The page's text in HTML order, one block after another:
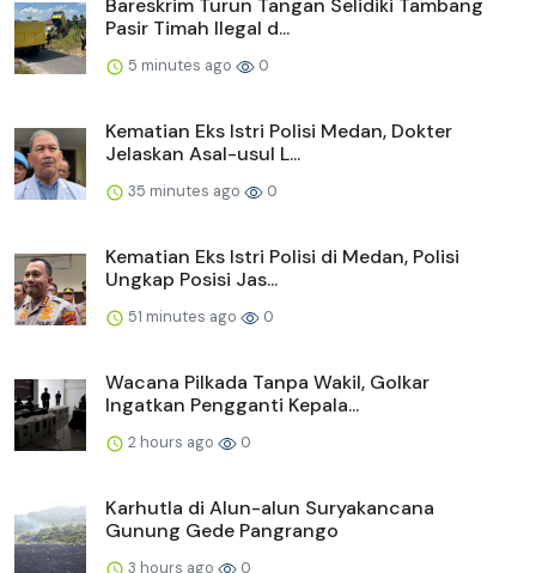
Bareskrim Turun Tangan Selidiki Tambang
Pasir Timah Ilegal d...
5 minutes ago 0
Kematian Eks Istri Polisi Medan, Dokter
Jelaskan Asal-usul L...
35 minutes ago 0
Kematian Eks Istri Polisi di Medan, Polisi
Ungkap Posisi Jas...
51 minutes ago 0
Wacana Pilkada Tanpa Wakil, Golkar
Ingatkan Pengganti Kepala...
2 hours ago 0
Karhutla di Alun-alun Suryakancana
Gunung Gede Pangrango
3 hours ago 0